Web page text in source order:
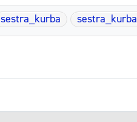
sestra_kurba